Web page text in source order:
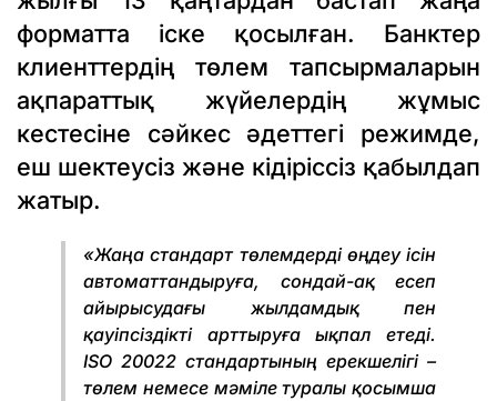
форматта іске қосылған. Банктер
клиенттердің төлем тапсырмаларын
ақпараттық жүйелердің жұмыс
кестесіне сәйкес әдеттегі режимде,
еш шектеусіз және кідіріссіз қабылдап
жатыр.
«Жаңа стандарт төлемдерді өңдеу ісін
автоматтандыруға, сондай-ақ есеп
айырысудағы жылдамдық пен
қауіпсіздікті арттыруға ықпал етеді.
ISO 20022 стандартының ерекшелігі –
төлем немесе мәміле туралы қосымша